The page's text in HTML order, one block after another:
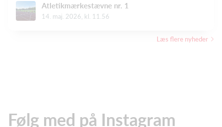
Atletikmærkestævne nr. 1
14. maj. 2026, kl. 11.56
Læs flere nyheder
Følg med på Instagram